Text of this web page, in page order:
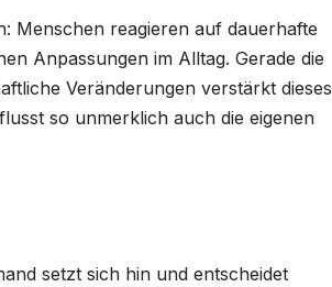
Menschen reagieren auf dauerhafte
Anpassungen im Alltag. Gerade die
Veränderungen verstärkt dieses
so unmerklich auch die eigenen
setzt sich hin und entscheidet